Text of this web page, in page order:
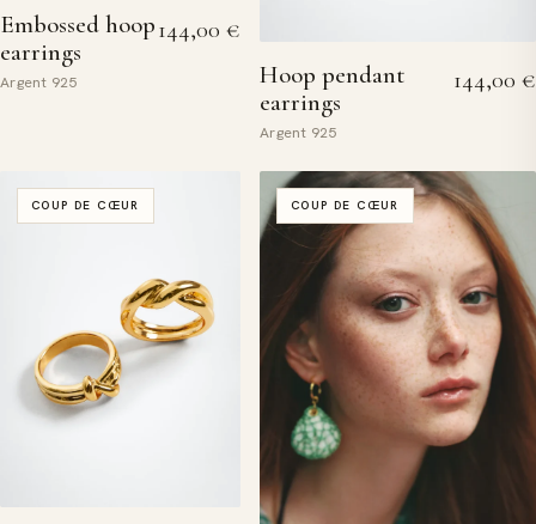
Embossed hoop
earrings
Argent 925
144,00 €
Hoop pendant
earrings
Argent 925
144,00 €
COUP DE CŒUR COUP DE CŒUR